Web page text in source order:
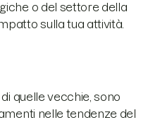
o del settore della
sulla tua attività.
di quelle vecchie, sono
nelle tendenze del